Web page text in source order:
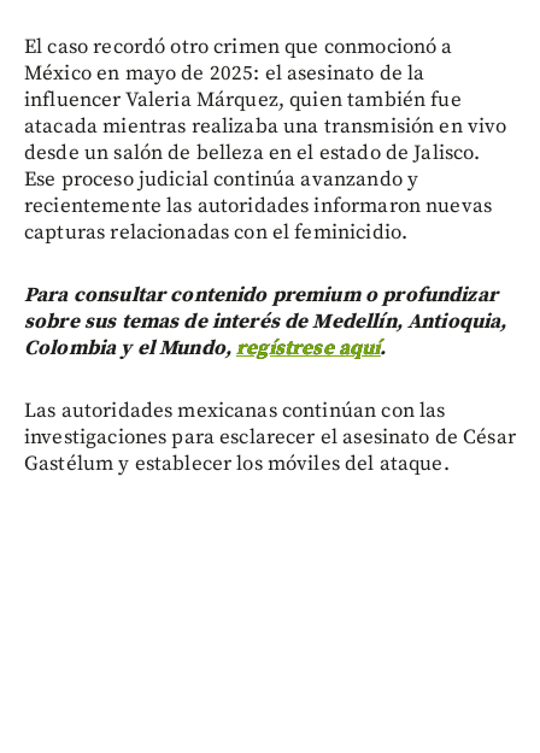
El caso recordó otro crimen que conmocionó a
México en mayo de 2025: el asesinato de la
influencer Valeria Márquez, quien también fue
atacada mientras realizaba una transmisión en vivo
desde un salón de belleza en el estado de Jalisco.
Ese proceso judicial continúa avanzando y
recientemente las autoridades informaron nuevas
capturas relacionadas con el feminicidio.
Para consultar contenido premium o profundizar
sobre sus temas de interés de Medellín, Antioquia,
Colombia y el Mundo,regístrese aquí.
Las autoridades mexicanas continúan con las
investigaciones para esclarecer el asesinato de César
Gastélum y establecer los móviles del ataque.